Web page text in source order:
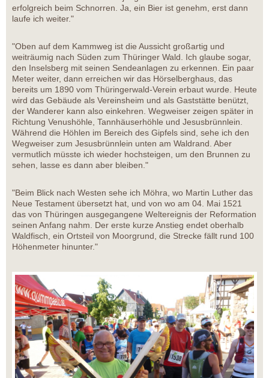
erfolgreich beim Schnorren. Ja, ein Bier ist genehm, erst dann
laufe ich weiter."
"Oben auf dem Kammweg ist die Aussicht großartig und
weiträumig nach Süden zum Thüringer Wald. Ich glaube sogar,
den Inselsberg mit seinen Sendeanlagen zu erkennen. Ein paar
Meter weiter, dann erreichen wir das Hörselberghaus, das
bereits um 1890 vom Thüringerwald-Verein erbaut wurde. Heute
wird das Gebäude als Vereinsheim und als Gaststätte benützt,
der Wanderer kann also einkehren. Wegweiser zeigen später in
Richtung Venushöhle, Tannhäuserhöhle und Jesusbrünnlein.
Während die Höhlen im Bereich des Gipfels sind, sehe ich den
Wegweiser zum Jesusbrünnlein unten am Waldrand. Aber
vermutlich müsste ich wieder hochsteigen, um den Brunnen zu
sehen, lasse es dann aber bleiben."
"Beim Blick nach Westen sehe ich Möhra, wo Martin Luther das
Neue Testament übersetzt hat, und von wo am 04. Mai 1521
das von Thüringen ausgegangene Weltereignis der Reformation
seinen Anfang nahm. Der erste kurze Anstieg endet oberhalb
Waldfisch, ein Ortsteil von Moorgrund, die Strecke fällt rund 100
Höhenmeter hinunter."